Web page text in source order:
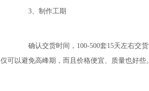
3、制作工期
确认交货时间，100-500套15天左右交货
仅可以避免高峰期，而且价格便宜、质量也好些。